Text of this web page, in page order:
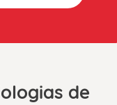
de